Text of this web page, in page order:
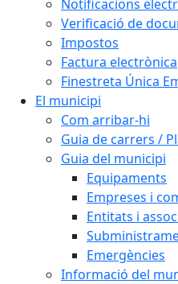
Notificacions
Verificació de
Impostos
Factura electrònica
Finestreta Única
El municipi
Com arribar-hi
Guia de carrers /
Guia del municipi
Equipaments
Empreses i
Entitats i
Emergències
Informació del